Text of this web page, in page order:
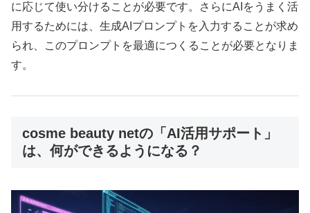
に応じて使い分けることが必要です。さらにAIをうまく活
用するためには、生成AIプロンプトを入力することが求め
られ、このプロンプトを最適につくることが必要となりま
す。
cosme beauty netの「AI活用サポート」
は、何ができるようになる？